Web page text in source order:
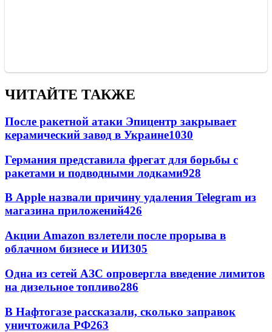
ЧИТАЙТЕ ТАКЖЕ
После ракетной атаки Эпицентр закрывает
керамический завод в Украине1030
Германия представила фрегат для борьбы с
ракетами и подводными лодками928
В Apple назвали причину удаления Telegram из
магазина приложений426
Акции Amazon взлетели после прорыва в
облачном бизнесе и ИИ305
Одна из сетей АЗС опровергла введение лимитов
на дизельное топливо286
В Нафтогазе рассказали, сколько заправок
уничтожила РФ263